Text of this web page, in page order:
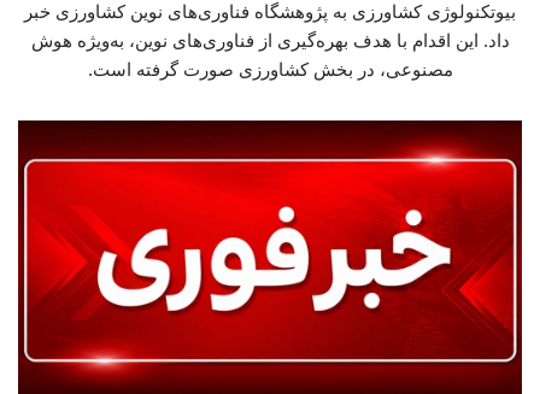
بیوتکنولوژی کشاورزی به پژوهشگاه فناوری‌های نوین کشاورزی خبر
داد. این اقدام با هدف بهره‌گیری از فناوری‌های نوین، به‌ویژه هوش
مصنوعی، در بخش کشاورزی صورت گرفته است.